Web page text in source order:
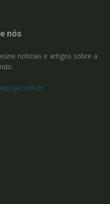
nós
noticias e artigos sobre a